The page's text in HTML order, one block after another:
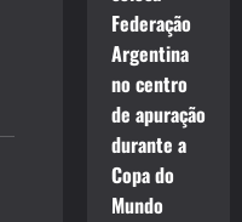
Federação
Argentina
no centro
de apuração
durante a
Copa do
Mundo